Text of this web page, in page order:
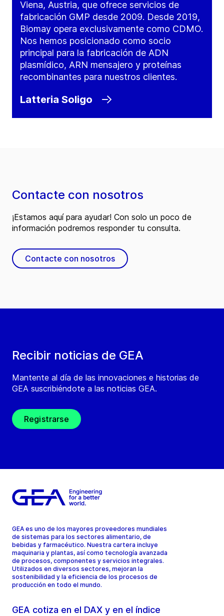
Viena, Austria, que ofrece servicios de
fabricación GMP desde 2009. Desde 2019,
Biomay opera exclusivamente como CDMO.
Nos hemos posicionado como socio
principal para la fabricación de ADN
plasmídico, ARN mensajero y proteínas
recombinantes para nuestros clientes.
Latteria Soligo
Recibir noticias de GEA
Mantente al día de las innovaciones e historias de
GEA suscribiéndote a las noticias GEA.
Registrarse
Contacte con nosotros
¡Estamos aquí para ayudar! Con solo un poco de
información podremos responder tu consulta.
Contacte con nosotros
GEA es uno de los mayores proveedores mundiales
de sistemas para los sectores alimentario, de
bebidas y farmacéutico. Nuestra cartera incluye
maquinaria y plantas, así como tecnología avanzada
de procesos, componentes y servicios integrales.
Utilizados en diversos sectores, mejoran la
sostenibilidad y la eficiencia de los procesos de
producción en todo el mundo.
GEA cotiza en el DAX y en el índice